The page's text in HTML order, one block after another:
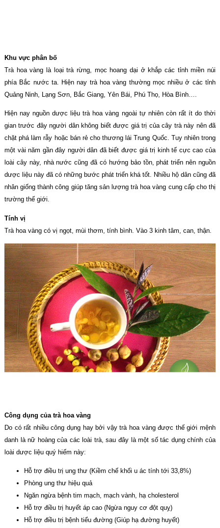
Khu vực phân bố
Trà hoa vàng là loại trà rừng, mọc hoang dại ở khắp các tỉnh miền núi
phía Bắc nước ta. Hiện nay trà hoa vàng thường mọc nhiều ở các tỉnh
Quảng Ninh, Lạng Sơn, Bắc Giang, Yên Bái, Phú Thọ, Hòa Bình….
Hiện nay nguồn dược liệu trà hoa vàng ngoài tự nhiên còn rất ít do thời
gian trước đây người dân không biết được giá trị của cây trà này nên đã
chặt phá làm rẫy hoặc bán rẻ cho thương lái Trung Quốc. Tuy nhiên trong
một vài năm gần đây người dân đã biết được giá trị kinh tế cực cao của
loài cây này, nhà nước cũng đã có hướng bảo tồn, phát triển nên nguồn
dược liệu này đã có những bước phát triển khá tốt. Nhiều hộ dân cũng đã
nhân giống thành công giúp tăng sản lượng trà hoa vàng cung cấp cho thị
trường thế giới.
Tính vị
Trà hoa vàng có vị ngọt, mùi thơm, tính bình. Vào 3 kinh tâm, can, thận.
Công dụng của trà hoa vàng
Do có rất nhiều công dụng hay bởi vậy trà hoa vàng được thế giới mệnh
danh là nữ hoàng của các loài trà, sau đây là một số tác dụng chính của
loài dược liệu quý hiếm này:
Hỗ trợ điều trị ung thư (Kiềm chế khối u ác tính tới 33,8%)
Phòng ung thư hiệu quả
Ngăn ngừa bệnh tim mạch, mạch vành, hạ cholesterol
Hỗ trợ điều trị huyết áp cao (Ngừa nguy cơ đột quỵ)
Hỗ trợ điều trị bệnh tiểu đường (Giúp hạ đường huyết)